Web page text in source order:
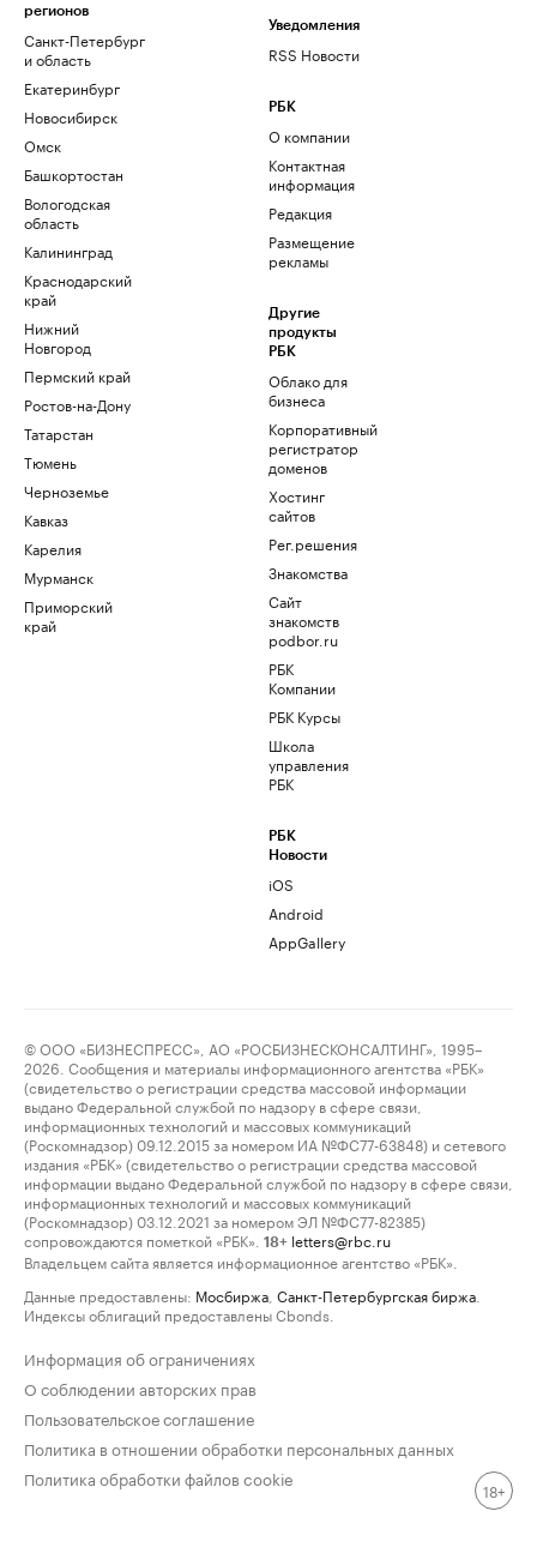
регионов
Санкт-Петербург
и область
Екатеринбург
Новосибирск
Омск
Башкортостан
Вологодская
область
Калининград
Краснодарский
край
Нижний
Новгород
Пермский край
Ростов-на-Дону
Татарстан
Тюмень
Черноземье
Кавказ
Карелия
Мурманск
Приморский
край
Уведомления
RSS Новости
РБК
О компании
Контактная
информация
Редакция
Размещение
рекламы
Другие
продукты
РБК
Облако для
бизнеса
Корпоративный
регистратор
доменов
Хостинг
сайтов
Рег.решения
Знакомства
Сайт
знакомств
podbor.ru
РБК
Компании
РБК Курсы
Школа
управления
РБК
РБК
Новости
iOS
Android
AppGallery
© ООО «БИЗНЕСПРЕСС», АО «РОСБИЗНЕСКОНСАЛТИНГ», 1995–
2026. Сообщения и материалы информационного агентства «РБК»
(свидетельство о регистрации средства массовой информации
выдано Федеральной службой по надзору в сфере связи,
информационных технологий и массовых коммуникаций
(Роскомнадзор) 09.12.2015 за номером ИА №ФС77-63848) и сетевого
издания «РБК» (свидетельство о регистрации средства массовой
информации выдано Федеральной службой по надзору в сфере связи,
информационных технологий и массовых коммуникаций
(Роскомнадзор) 03.12.2021 за номером ЭЛ №ФС77-82385)
сопровождаются пометкой «РБК».
18+ letters@rbc.ru
Владельцем сайта является информационное агентство «РБК».
Данные предоставлены: Мосбиржа Санкт-Петербургская биржа
Индексы облигаций предоставлены Cbonds.
Информация об ограничениях
О соблюдении авторских прав
Пользовательское соглашение
Политика в отношении обработки персональных данных
Политика обработки файлов cookie
18+